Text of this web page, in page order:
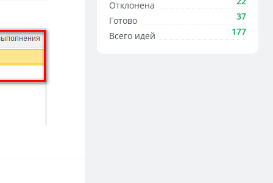
Отклонена
Готово
37
Всего идей
177